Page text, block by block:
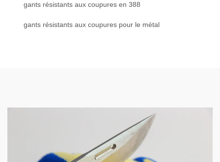
gants résistants aux coupures en 388
gants résistants aux coupures pour le métal